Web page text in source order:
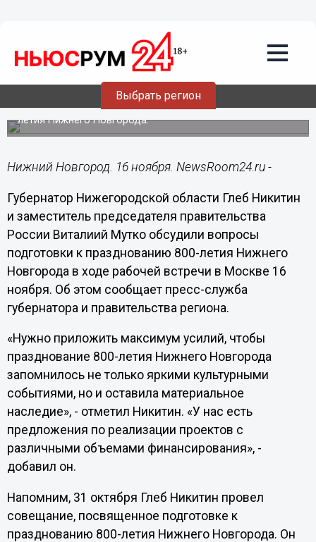
Выбрать регион
16.11.201813:36
Никитин и Мутко провели рабочую
встречу в Москве
Обсуждались вопросы подготовки к празднованию 800-
летия Нижнего Новгорода.
Нижний Новгород. 16 ноября. NewsRoom24.ru -
Губернатор Нижегородской области Глеб Никитин
и заместитель председателя правительства
России Виталиий Мутко обсудили вопросы
подготовки к празднованию 800-летия Нижнего
Новгорода в ходе рабочей встречи в Москве 16
ноября. Об этом сообщает пресс-служба
губернатора и правительства региона.
«Нужно приложить максимум усилий, чтобы
празднование 800-летия Нижнего Новгорода
запомнилось не только яркими культурными
событиями, но и оставила материальное
наследие», - отметил Никитин. «У нас есть
предложения по реализации проектов с
различными объемами финансирования», -
добавил он.
Напомним, 31 октября Глеб Никитин провел
совещание, посвященное подготовке к
празднованию 800-летия Нижнего Новгорода. Он